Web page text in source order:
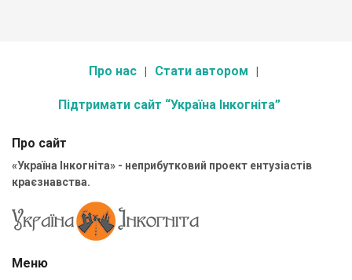
Про нас Стати автором
Підтримати сайт “Україна Інкогніта”
Про сайт
«Україна Інкогніта» - неприбутковий проект ентузіастів
краєзнавства.
Меню